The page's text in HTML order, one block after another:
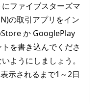
ファイブスターズマ
の取引アプリをイン
か GooglePlay
を書き込んでくださ
ようにしましょう。
示されるまで1～2日